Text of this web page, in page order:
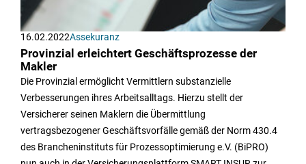
16.02.2022Assekuranz
Provinzial erleichtert Geschäftsprozesse der
Makler
Die Provinzial ermöglicht Vermittlern substanzielle
Verbesserungen ihres Arbeitsalltags. Hierzu stellt der
Versicherer seinen Maklern die Übermittlung
vertragsbezogener Geschäftsvorfälle gemäß der Norm 430.4
des Brancheninstituts für Prozessoptimierung e.V. (BiPRO)